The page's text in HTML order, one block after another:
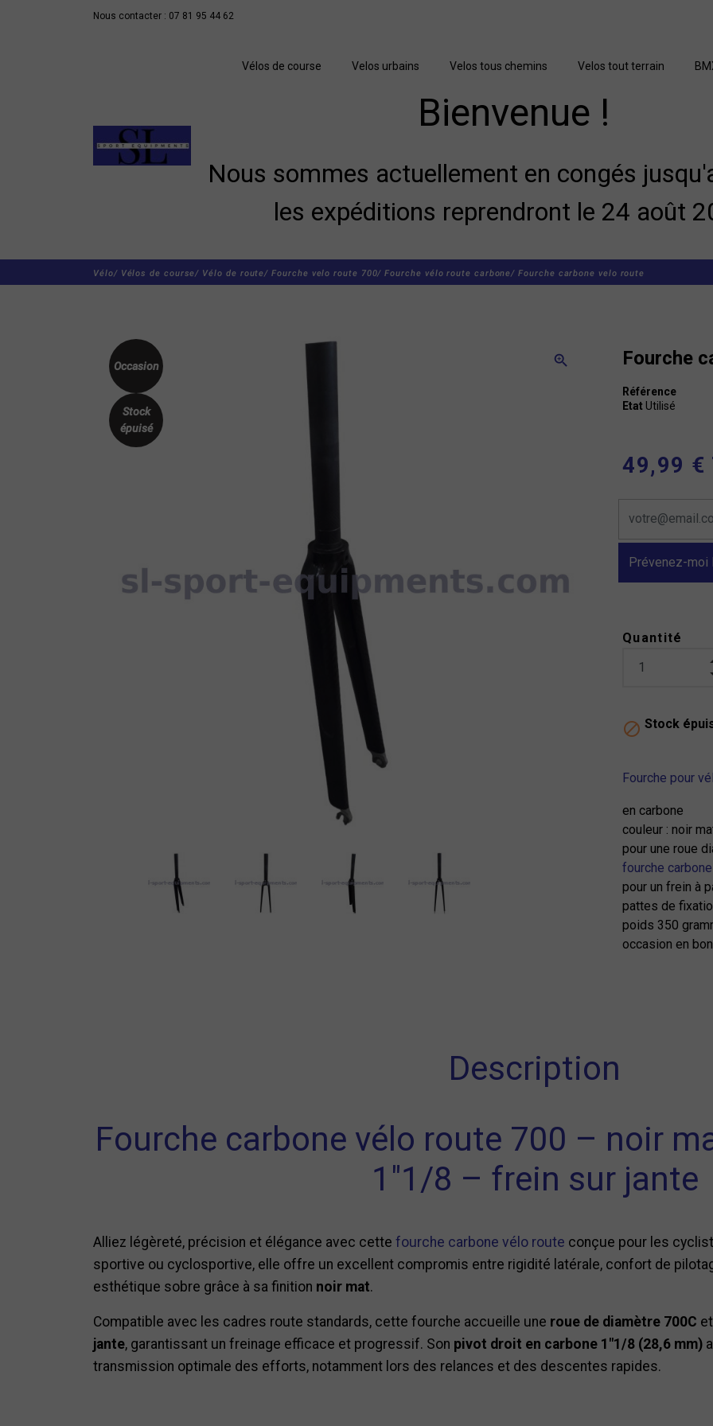
Nous contacter : 07 81 95 44 62
Vélos de course Velos urbains Velos tous chemins Velos tout terrain
Bienvenue !
Nous sommes actuellement en congés
les expéditions reprendront le 24 août
Vélo/ Vélos de course/ Vélo de route/ Fourche velo route 700/ Fourche vélo route carbone/ Fourche carbone velo route
zoom_in
Occasion
Stock
épuisé
Fourche
Référence
Etat Utilisé
49,99 €
Prévenez-
Quantité
 Stock
Fourche pour
en carbone
couleur : noir
pour une roue
fourche
pour un frein à
pattes de
poids 350
occasion en
Description
Fourche carbone vélo route 700 – noir
1"1/8 – frein sur jante
Alliez légèreté, précision et élégance avec cette fourche carbone vélo route conçue pour les
sportive ou cyclosportive, elle offre un excellent compromis entre rigidité latérale, confort de
esthétique sobre grâce à sa finition noir mat.
Compatible avec les cadres route standards, cette fourche accueille une roue de diamètre 700C
jante, garantissant un freinage efficace et progressif. Son pivot droit en carbone 1"1/8 (28,6 mm)
transmission optimale des efforts, notamment lors des relances et des descentes rapides.